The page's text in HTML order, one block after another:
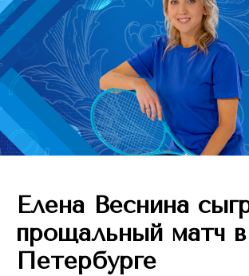
Елена Веснина
прощальный матч
Петербурге